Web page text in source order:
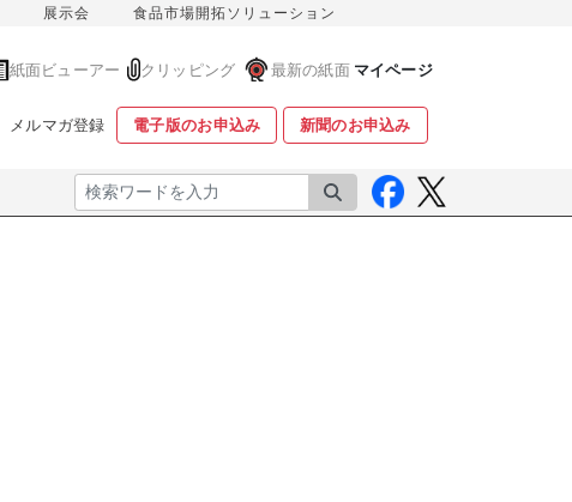
展示会 食品市場開拓ソリューション
紙面ビューアー クリッピング 最新の紙面 マイページ
メルマガ登録 電子版のお申込み 新聞のお申込み
検索